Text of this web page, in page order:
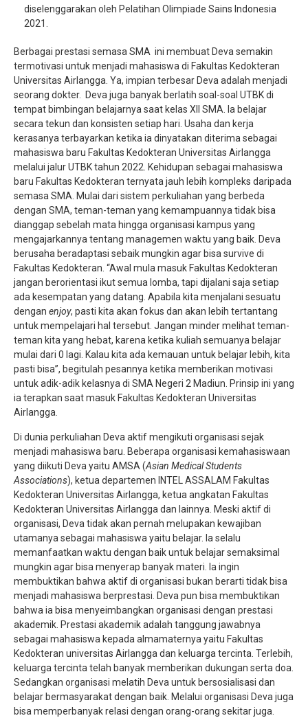
diselenggarakan oleh Pelatihan Olimpiade Sains Indonesia
2021.
Berbagai prestasi semasa SMA ini membuat Deva semakin
termotivasi untuk menjadi mahasiswa di Fakultas Kedokteran
Universitas Airlangga. Ya, impian terbesar Deva adalah menjadi
seorang dokter. Deva juga banyak berlatih soal-soal UTBK di
tempat bimbingan belajarnya saat kelas XII SMA. Ia belajar
secara tekun dan konsisten setiap hari. Usaha dan kerja
kerasanya terbayarkan ketika ia dinyatakan diterima sebagai
mahasiswa baru Fakultas Kedokteran Universitas Airlangga
melalui jalur UTBK tahun 2022. Kehidupan sebagai mahasiswa
baru Fakultas Kedokteran ternyata jauh lebih kompleks daripada
semasa SMA. Mulai dari sistem perkuliahan yang berbeda
dengan SMA, teman-teman yang kemampuannya tidak bisa
dianggap sebelah mata hingga organisasi kampus yang
mengajarkannya tentang managemen waktu yang baik. Deva
berusaha beradaptasi sebaik mungkin agar bisa survive di
Fakultas Kedokteran. “Awal mula masuk Fakultas Kedokteran
jangan berorientasi ikut semua lomba, tapi dijalani saja setiap
ada kesempatan yang datang. Apabila kita menjalani sesuatu
dengan enjoy, pasti kita akan fokus dan akan lebih tertantang
untuk mempelajari hal tersebut. Jangan minder melihat teman-
teman kita yang hebat, karena ketika kuliah semuanya belajar
mulai dari 0 lagi. Kalau kita ada kemauan untuk belajar lebih, kita
pasti bisa”, begitulah pesannya ketika memberikan motivasi
untuk adik-adik kelasnya di SMA Negeri 2 Madiun. Prinsip ini yang
ia terapkan saat masuk Fakultas Kedokteran Universitas
Airlangga.
Di dunia perkuliahan Deva aktif mengikuti organisasi sejak
menjadi mahasiswa baru. Beberapa organisasi kemahasiswaan
yang diikuti Deva yaitu AMSA (Asian Medical Students
Associations), ketua departemen INTEL ASSALAM Fakultas
Kedokteran Universitas Airlangga, ketua angkatan Fakultas
Kedokteran Universitas Airlangga dan lainnya. Meski aktif di
organisasi, Deva tidak akan pernah melupakan kewajiban
utamanya sebagai mahasiswa yaitu belajar. Ia selalu
memanfaatkan waktu dengan baik untuk belajar semaksimal
mungkin agar bisa menyerap banyak materi. Ia ingin
membuktikan bahwa aktif di organisasi bukan berarti tidak bisa
menjadi mahasiswa berprestasi. Deva pun bisa membuktikan
bahwa ia bisa menyeimbangkan organisasi dengan prestasi
akademik. Prestasi akademik adalah tanggung jawabnya
sebagai mahasiswa kepada almamaternya yaitu Fakultas
Kedokteran universitas Airlangga dan keluarga tercinta. Terlebih,
keluarga tercinta telah banyak memberikan dukungan serta doa.
Sedangkan organisasi melatih Deva untuk bersosialisasi dan
belajar bermasyarakat dengan baik. Melalui organisasi Deva juga
bisa memperbanyak relasi dengan orang-orang sekitar juga.